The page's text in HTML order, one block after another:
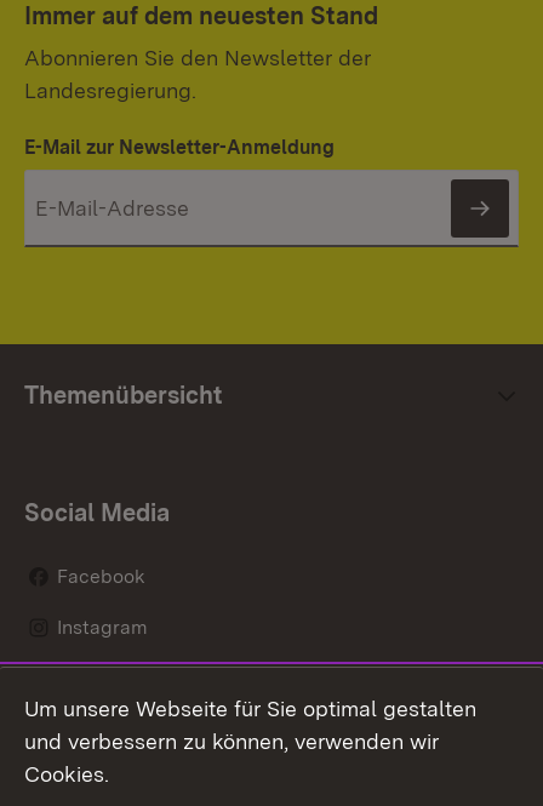
Immer auf dem neuesten Stand
Abonnieren Sie den Newsletter der
Landesregierung.
E-Mail zur Newsletter-Anmeldung
Themenübersicht
Social Media
Facebook
Instagram
Mastodon
Youtube
Um unsere Webseite für Sie optimal gestalten
und verbessern zu können, verwenden wir
Cookies.